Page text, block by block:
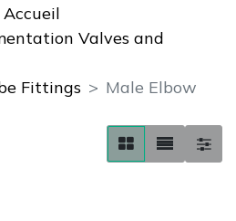
Accueil
Valves and
Fittings
Male Elbow